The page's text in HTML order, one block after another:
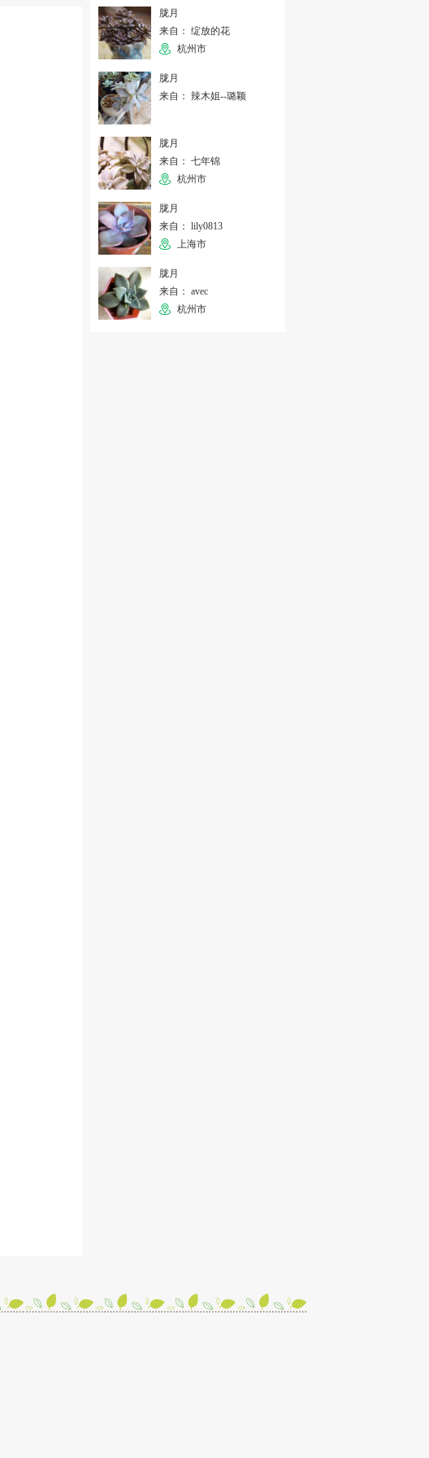
胧月
来自： 绽放的花
杭州市
胧月
来自： 辣木姐--璐颖
胧月
来自： 七年锦
杭州市
胧月
来自： lily0813
上海市
胧月
来自： avec
杭州市